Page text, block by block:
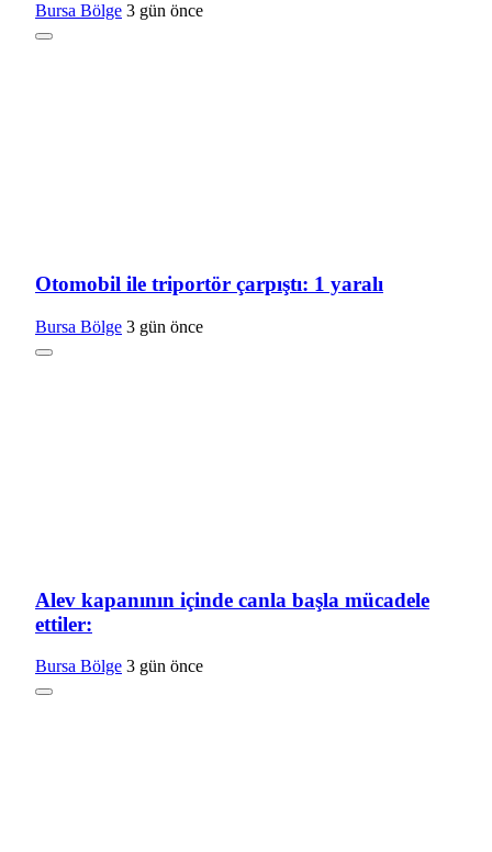
Bursa Bölge 3 gün önce
Otomobil ile triportör çarpıştı: 1 yaralı
Bursa Bölge 3 gün önce
Alev kapanının içinde canla başla mücadele
ettiler:
Bursa Bölge 3 gün önce